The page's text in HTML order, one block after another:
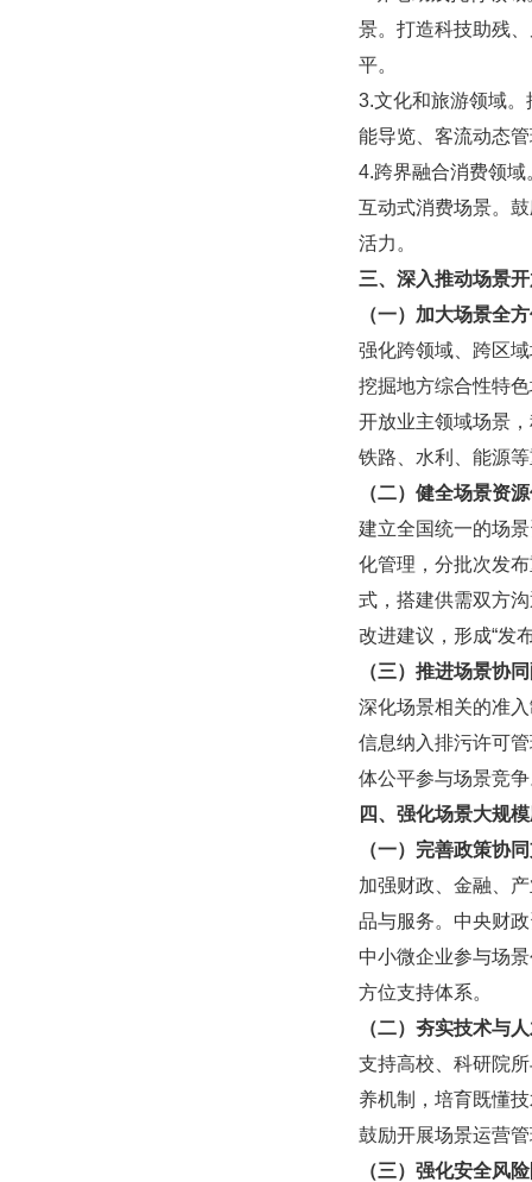
景。打造科技助残
平。
3.文化和旅游领域
能导览、客流动态
4.跨界融合消费领
互动式消费场景。
活力。
三、深入推动场景
（一）加大场景全
强化跨领域、跨区
挖掘地方综合性特
开放业主领域场景
铁路、水利、能源
（二）健全场景资
建立全国统一的场
化管理，分批次发
式，搭建供需双方
改进建议，形成“发
（三）推进场景协
深化场景相关的准
信息纳入排污许可
体公平参与场景竞
四、强化场景大规
（一）完善政策协
加强财政、金融、
品与服务。中央财
中小微企业参与场
方位支持体系。
（二）夯实技术与
支持高校、科研院
养机制，培育既懂
鼓励开展场景运营
（三）强化安全风